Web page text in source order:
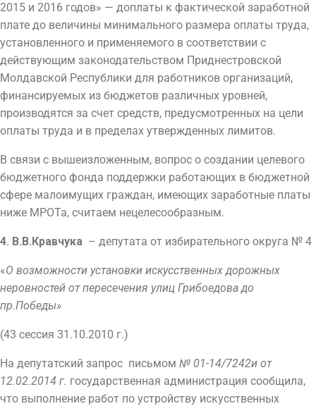
2015 и 2016 годов» — доплаты к фактической заработной
плате до величины минимального размера оплаты труда,
установленного и применяемого в соответствии с
действующим законодательством Приднестровской
Молдавской Республики для работников организаций,
финансируемых из бюджетов различных уровней,
производятся за счет средств, предусмотренных на цели
оплаты труда и в пределах утвержденных лимитов.
В связи с вышеизложенным, вопрос о создании целевого
бюджетного фонда поддержки работающих в бюджетной
сфере малоимущих граждан, имеющих заработные платы
ниже МРОТа, считаем нецелесообразным.
4. В.В.Кравчука – депутата от избирательного округа № 4
«О возможности установки искусственных дорожных
неровностей от пересечения улиц Грибоедова до
пр.Победы»
(43 сессия 31.10.2010 г.)
На депутатский запрос письмом № 01-14/7242и от
12.02.2014 г. государственная администрация сообщила,
что выполнение работ по устройству искусственных